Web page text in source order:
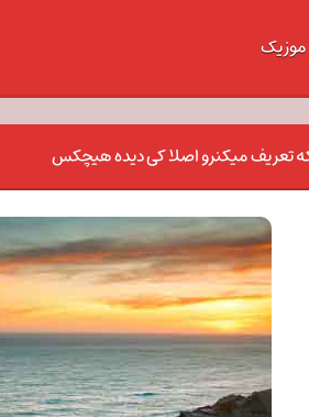
موزیک
تعریف میکنرو اصلا کی دیده هیچکس